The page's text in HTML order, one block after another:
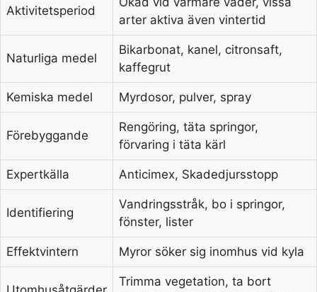
Aktivitetsperiod
arter aktiva även vintertid
Naturliga medel
Bikarbonat, kanel, citronsaft,
kaffegrut
Kemiska medel Myrdosor, pulver, spray
Förebyggande
Rengöring, täta springor,
förvaring i täta kärl
Expertkälla Anticimex, Skadedjursstopp
Identifiering
Vandringsstråk, bo i springor,
fönster, lister
Effektvintern Myror söker sig inomhus vid kyla
Trimma vegetation, ta bort